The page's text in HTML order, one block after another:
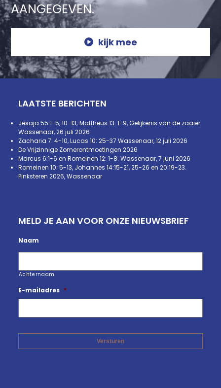
AANGEGEVEN.
kijk mee
LAATSTE BERICHTEN
Jesaja 55 1-5, 10-13; Mattheus 13: 1-9, Gelijkenis van de zaaier.
Wassenaar, 26 juli 2026
Zacharia 7: 4-10, Lucas 10: 25-37 Wassenaar, 12 juli 2026
De Vrijzinnige Zomerontmoetingen 2026
Marcus 6:1-6 en Romeinen 12: 1-8. Wassenaar, 7 juni 2026
Romeinen 10: 5-13, Johannes 14:15-21, 25-26 en 20:19-23.
Pinksteren 2026, Wassenaar
MELD JE AAN VOOR ONZE NIEUWSBRIEF
Naam
Achternaam
E-mailadres *